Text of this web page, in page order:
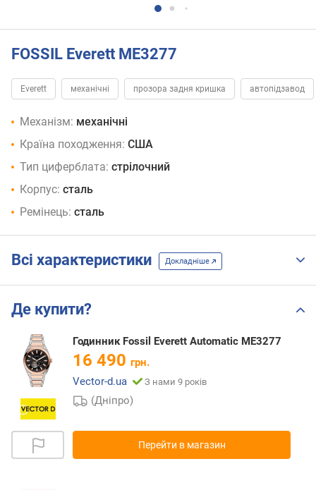
FOSSIL Everett ME3277
Everett механічні прозора задня кришка автопідзавод
Механізм: механічні
Країна походження: США
Тип циферблата: стрілочний
Корпус: сталь
Ремінець: сталь
Всі характеристики Докладніше
Де купити?
Годинник Fossil Everett Automatic ME3277
16 490 грн.
Vector-d.ua
З нами 9 років
(Дніпро)
Перейти в магазин